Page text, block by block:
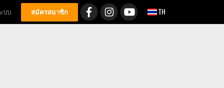
บบ สมัครสมาชิก TH